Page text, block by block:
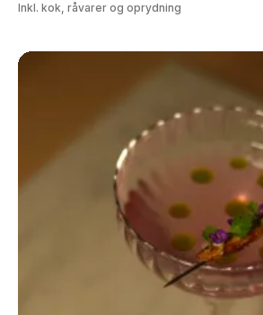
Inkl. kok, råvarer og oprydning